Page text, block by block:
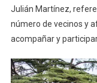
Julián Martínez,
número de vecinos y
acompañar y